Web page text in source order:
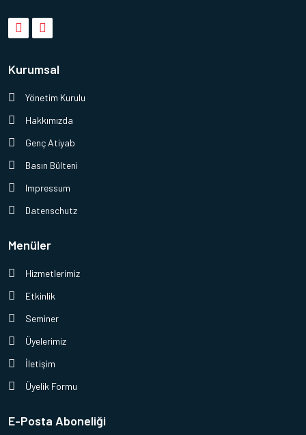
Kurumsal
Yönetim Kurulu
Hakkımızda
Genç Atiyab
Basın Bülteni
Impressum
Datenschutz
Menüler
Hizmetlerimiz
Etkinlik
Seminer
Üyelerimiz
İletişim
Üyelik Formu
E-Posta Aboneliği